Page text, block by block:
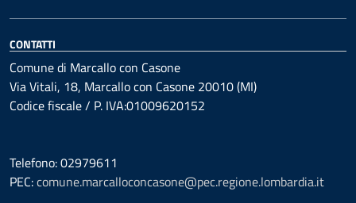
CONTATTI
Comune di Marcallo con Casone
Via Vitali, 18, Marcallo con Casone 20010 (MI)
Codice fiscale / P. IVA:01009620152
Telefono: 02979611
PEC:comune.marcalloconcasone@pec.regione.lombardia.it